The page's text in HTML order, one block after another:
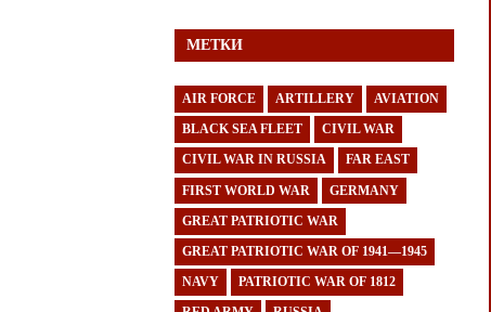
МЕТКИ
AIR FORCE ARTILLERY AVIATION
BLACK SEA FLEET CIVIL WAR
CIVIL WAR IN RUSSIA FAR EAST
FIRST WORLD WAR GERMANY
GREAT PATRIOTIC WAR
GREAT PATRIOTIC WAR OF 1941—1945
NAVY PATRIOTIC WAR OF 1812